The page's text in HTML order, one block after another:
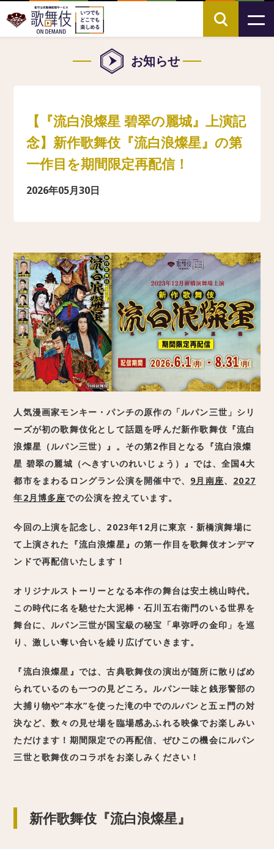
お知らせ
【『流白浪燦星 碧翠の麗城』上演記
念】新作歌舞伎『流白浪燦星』の第
一作目を期間限定再配信！
2026年05月30日
人気漫画家モンキー・パンチの原作の「ルパン三世」シリ
ーズが初の歌舞伎化として話題を呼んだ新作歌舞伎『流白
浪燦星（ルパン三世）』 。その第2作目となる 『流白浪燦
星 碧翠の麗城（へきすいのれいじょう）』では、全国4大
都市をまわるロングラン公演を開催中で、 9月南座、 2027
年2月博多座での公演を控えています。
今回の上演を記念し、2023年12月に東京・ 新橋演舞場に
て上演された『流白浪燦星』の第一作目を歌舞伎オンデマ
ンドで再配信いたします！
オリジナルストーリーとなる本作の舞台は安土桃山時代。
この時代に名を馳せた大泥棒・石川五右衛門のいる世界を
舞台に、ルパン三世が国宝級の秘宝「卑弥呼の金印」を巡
り、激しい奪い合いを繰り広げていきます。
『流白浪燦星』では、古典歌舞伎の演出が随所に散りばめ
られているのも一つの見どころ。ルパン一味と銭形警部の
大捕り物や“本水”を使った滝の中でのルパンと五ェ門の対
決など、数々の見せ場を臨場感あふれる映像でお楽しみい
ただけます！ 期間限定での再配信、ぜひこの機会にルパン
三世と歌舞伎のコラボをお楽しみください！
新作歌舞伎『流白浪燦星』